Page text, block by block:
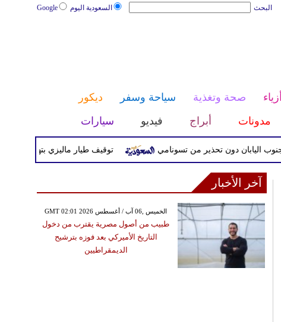
السعودية اليوم Google البحث
أزياء صحة وتغذية سياحة وسفر
ديكور
مدونات أبراج فيديو سيارات
توقيف طيار ماليزي بتهمة تهريب
آخر الأخبار
GMT 02:01 2026 الخميس ,06 آب / أغسطس
طبيب من أصول مصرية يقترب من دخول
التاريخ الأميركي بعد فوزه بترشيح
الديمقراطيين